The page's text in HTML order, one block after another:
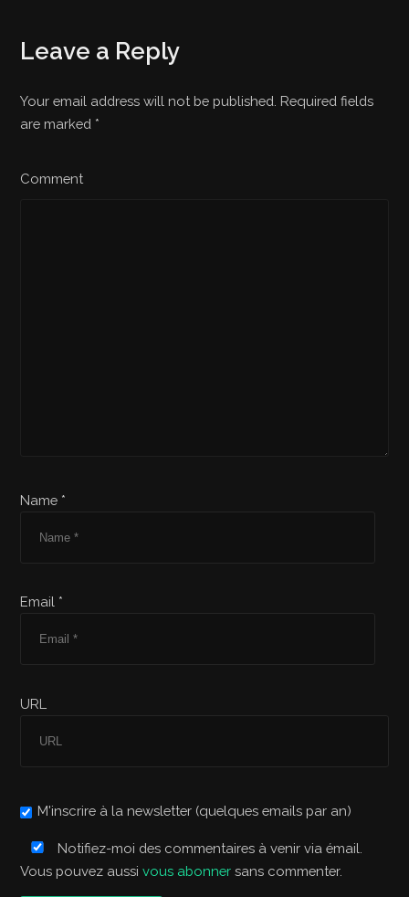
Leave a Reply
Your email address will not be published. Required fields
are marked *
Comment
Name *
Email *
URL
M'inscrire à la newsletter (quelques emails par an)
Notifiez-moi des commentaires à venir via émail.
Vous pouvez aussivous abonner sans commenter.